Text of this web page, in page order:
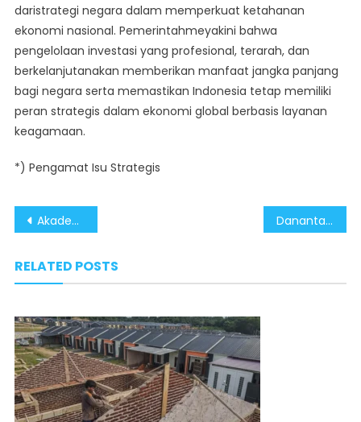
daristrategi negara dalam memperkuat ketahanan
ekonomi nasional. Pemerintahmeyakini bahwa
pengelolaan investasi yang profesional, terarah, dan
berkelanjutanakan memberikan manfaat jangka panjang
bagi negara serta memastikan Indonesia tetap memiliki
peran strategis dalam ekonomi global berbasis layanan
keagamaan.
*) Pengamat Isu Strategis
Post
Akademisi Apresiasi Danantara Sebagai Motor Hilirisasi dan Pengembangan Inovasi Industri Danantara Perkuat Ekosistem Ekonomi Haji dan Umrah Nasional
RELATED POSTS